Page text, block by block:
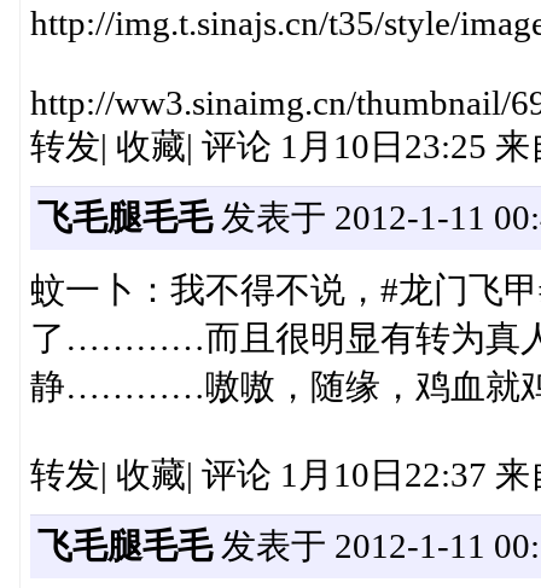
http://img.t.sinajs.cn/t35/style/
http://ww3.sinaimg.cn/thumbnail/
转发| 收藏| 评论 1月10日23:25
飞毛腿毛毛发表于 2012-1-11
蚊一卜：我不得不说，#龙门飞
了…………而且很明显有转为真
静…………嗷嗷，随缘，鸡血就
转发| 收藏| 评论 1月10日22:37
飞毛腿毛毛发表于 2012-1-11